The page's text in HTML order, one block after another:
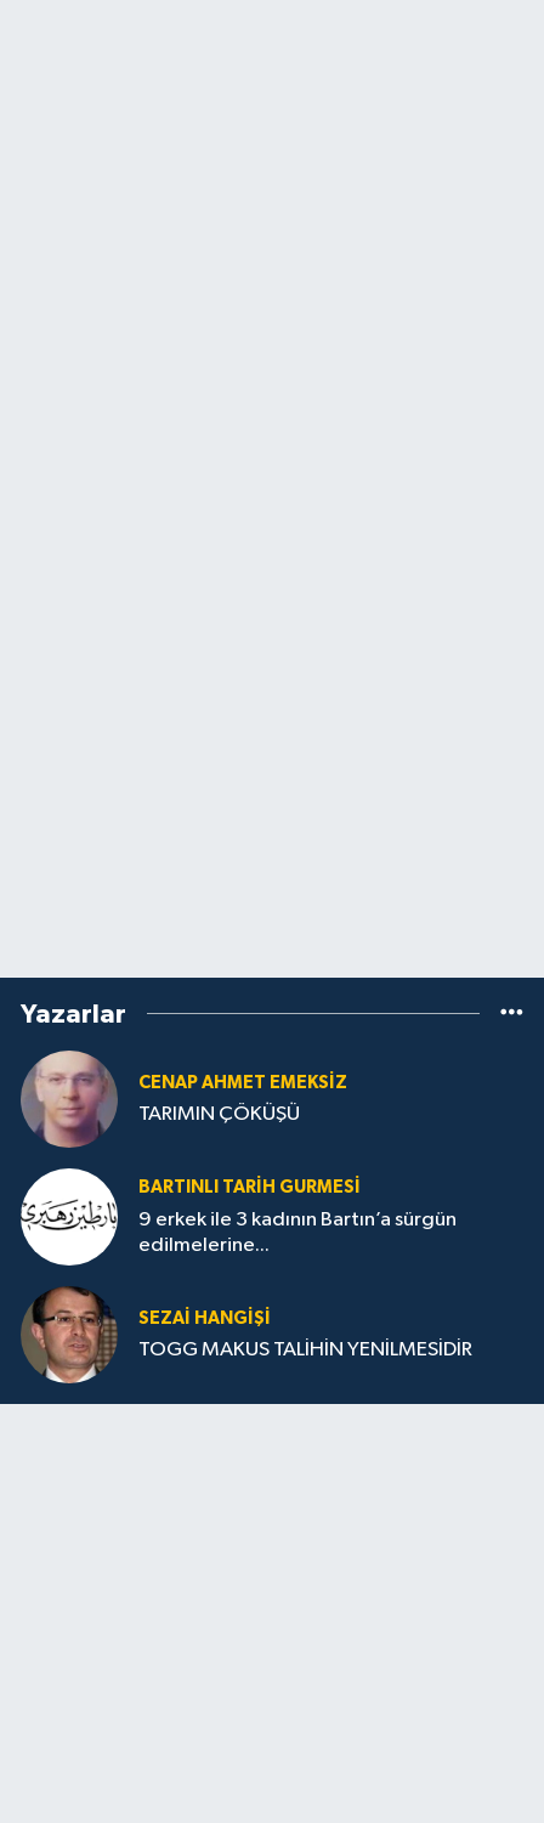
Yazarlar
CENAP AHMET EMEKSİZ
TARIMIN ÇÖKÜŞÜ
BARTINLI TARIH GURMESI
9 erkek ile 3 kadının Bartın’a sürgün
edilmelerine...
SEZAI HANGİŞİ
TOGG MAKUS TALİHİN YENİLMESİDİR